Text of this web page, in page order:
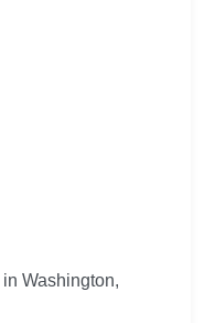
Washington,